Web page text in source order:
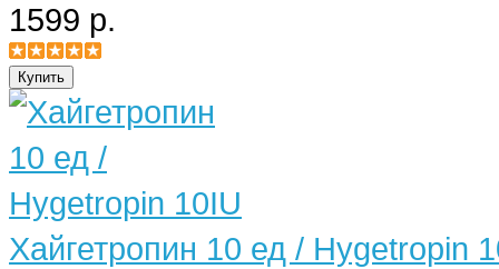
1599 р.
Хайгетропин 10 ед / Hygetropin